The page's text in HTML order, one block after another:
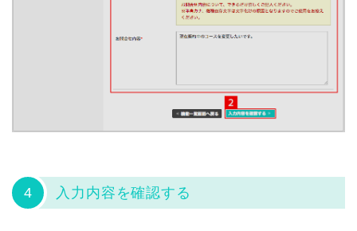
4 入力内容を確認する